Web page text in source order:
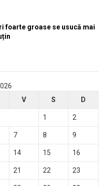
foarte groase se usucă mai
V S D
1 2
7 8 9
14 15 16
21 22 23